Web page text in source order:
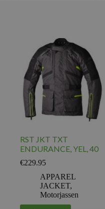
RST JKT TXT
ENDURANCE, YEL, 40
€229.95
APPAREL
JACKET,
Motorjassen